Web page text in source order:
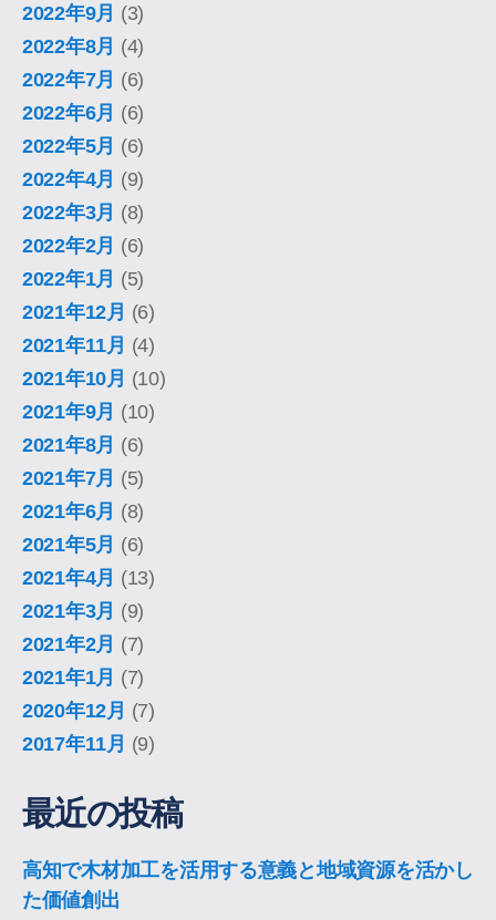
2022年9月 (3)
2022年8月 (4)
2022年7月 (6)
2022年6月 (6)
2022年5月 (6)
2022年4月 (9)
2022年3月 (8)
2022年2月 (6)
2022年1月 (5)
2021年12月 (6)
2021年11月 (4)
2021年10月 (10)
2021年9月 (10)
2021年8月 (6)
2021年7月 (5)
2021年6月 (8)
2021年5月 (6)
2021年4月 (13)
2021年3月 (9)
2021年2月 (7)
2021年1月 (7)
2020年12月 (7)
2017年11月 (9)
最近の投稿
高知で木材加工を活用する意義と地域資源を活かし
た価値創出